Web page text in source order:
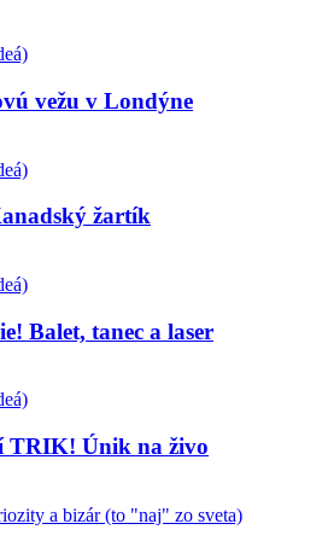
vežu v Londýne
žartík
Balet, tanec a laser
TRIK! Únik na živo
a bizár (to "naj" zo sveta)